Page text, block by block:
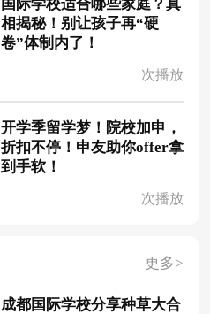
国际学校适合哪些家庭？真
相揭秘！别让孩子再“硬
卷”体制内了！
次播放
开学季留学梦！院校加申，
折扣不停！申友助你offer拿
到手软！
次播放
更多>
成都国际学校分享种草大合